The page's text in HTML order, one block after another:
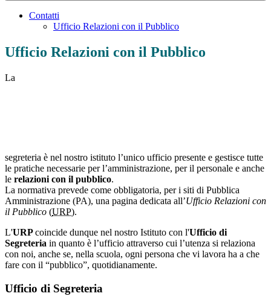
Contatti
Ufficio Relazioni con il Pubblico
Ufficio Relazioni con il Pubblico
La
segreteria è nel nostro istituto l’unico ufficio presente e gestisce tutte
le pratiche necessarie per l’amministrazione, per il personale e anche
le relazioni con il pubblico.
La normativa prevede come obbligatoria, per i siti di Pubblica
Amministrazione (PA), una pagina dedicata all’Ufficio Relazioni con
il Pubblico (URP).
L'URPcoincide dunque nel nostro Istituto con l'Ufficio di
Segreteria in quanto è l’ufficio attraverso cui l’utenza si relaziona
con noi, anche se, nella scuola, ogni persona che vi lavora ha a che
fare con il “pubblico”, quotidianamente.
Ufficio di Segreteria